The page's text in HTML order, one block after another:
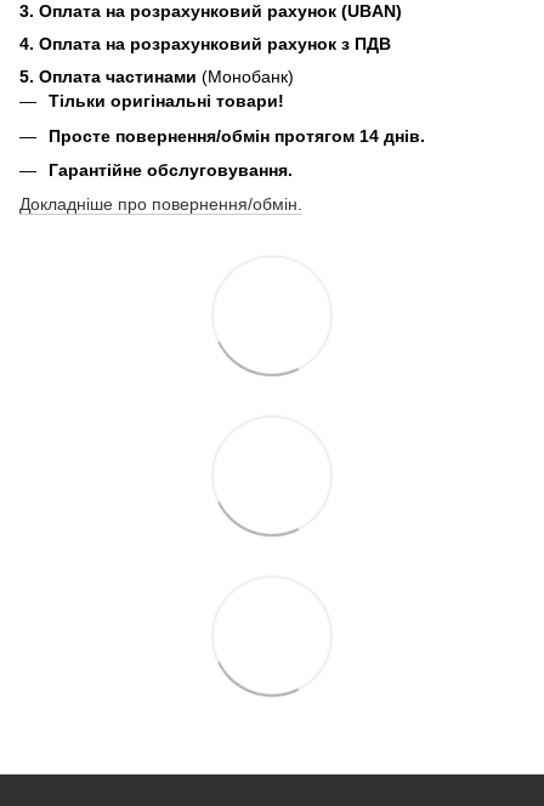
3. Оплата на розрахунковий рахунок (UBAN)
4. Оплата на розрахунковий рахунок з ПДВ
5. Оплата частинами (Монобанк)
Тільки оригінальні товари!
Просте повернення/обмін протягом 14 днів.
Гарантійне обслуговування.
Докладніше про повернення/обмін.